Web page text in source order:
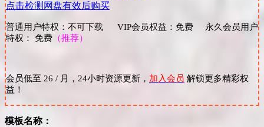
点击检测网盘有效后购买
普通用户特权：不可下载 VIP会员权益：免费 永久会员用户
特权： 免费 （推荐）
会员低至 26 / 月，24小时资源更新， 加入会员 解锁更多精彩权
益！
模板名称：